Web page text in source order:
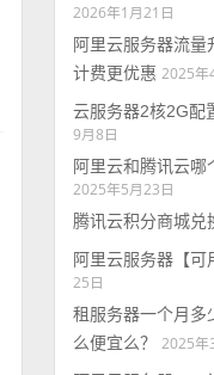
2026年1月21日
阿里云服务器流
计费更优惠 2025年
云服务器2核2G配
9月8日
阿里云和腾讯云
2025年5月23日
腾讯云积分商城兑
阿里云服务器【可
25日
租服务器一个月多
么便宜么？
2025年